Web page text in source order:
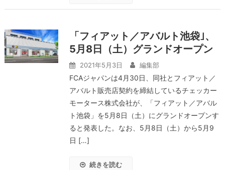
「フィアット／アバルト池袋｣、
5月8日（土）グランドオープン
2021年5月3日 編集部
FCAジャパンは4月30日、同社とフィアット／
アバルト販売店契約を締結しているチェッカー
モータース株式会社が、「フィアット／アバル
ト池袋」を5月8日（土）にグランドオープンす
ると発表した。なお、5⽉8⽇（土）から5月9
⽇ […]
続きを読む